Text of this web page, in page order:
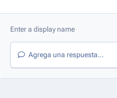
Agrega una respuesta...